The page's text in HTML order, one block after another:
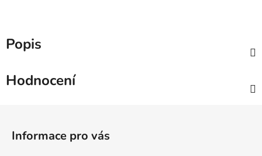
Popis
Hodnocení
Informace pro vás